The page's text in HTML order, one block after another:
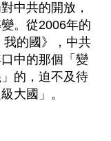
中共的開放，
。從2006年的
我的國》，中共
中的那個「變
的，迫不及待
大國」。